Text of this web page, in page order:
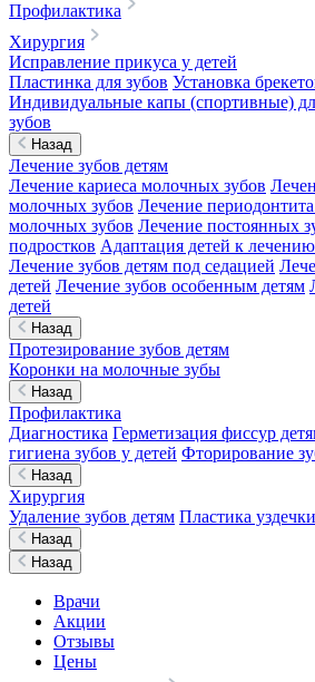
Профилактика
Хирургия
Исправление прикуса у детей
Пластинка для зубов Установка
Индивидуальные капы (спортивные)
зубов
Назад
Лечение зубов детям
Лечение кариеса молочных зубов
молочных зубов Лечение
молочных зубов Лечение постоянных
подростков Адаптация детей к
Лечение зубов детям под седацией
детей Лечение зубов особенным детям
детей
Назад
Протезирование зубов детям
Коронки на молочные зубы
Назад
Профилактика
Диагностика Герметизация фиссур
гигиена зубов у детей Фторирование
Назад
Хирургия
Удаление зубов детям Пластика уздечки
Назад
Назад
Врачи
Акции
Отзывы
Цены